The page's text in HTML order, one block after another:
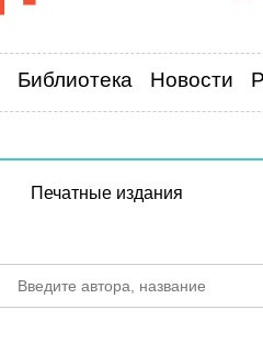
Библиотека Новости
Печатные издания